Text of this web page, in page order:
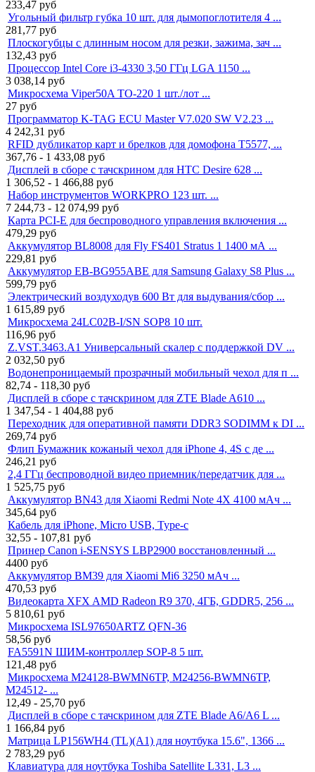
233,47 руб
Угольный фильтр губка 10 шт. для дымопоглотителя 4 ...
281,77 руб
Плоскогубцы с длинным носом для резки, зажима, зач ...
132,43 руб
Процессор Intel Core i3-4330 3,50 ГГц LGA 1150 ...
3 038,14 руб
Микросхема Viper50A TO-220 1 шт./лот ...
27 руб
Программатор K-TAG ECU Master V7.020 SW V2.23 ...
4 242,31 руб
RFID дубликатор карт и брелков для домофона T5577, ...
367,76 - 1 433,08 руб
Дисплей в сборе с тачскрином для HTC Desire 628 ...
1 306,52 - 1 466,88 руб
Набор инструментов WORKPRO 123 шт. ...
7 244,73 - 12 074,99 руб
Карта PCI-E для беспроводного управления включения ...
479,29 руб
Аккумулятор BL8008 для Fly FS401 Stratus 1 1400 мА ...
229,81 руб
Аккумулятор EB-BG955ABE для Samsung Galaxy S8 Plus ...
599,79 руб
Электрический воздуходув 600 Вт для выдувания/сбор ...
1 615,89 руб
Микросхема 24LC02B-I/SN SOP8 10 шт.
116,96 руб
Z.VST.3463.A1 Универсальный скалер с поддержкой DV ...
2 032,50 руб
Водонепроницаемый прозрачный мобильный чехол для п ...
82,74 - 118,30 руб
Дисплей в сборе с тачскрином для ZTE Blade A610 ...
1 347,54 - 1 404,88 руб
Переходник для оперативной памяти DDR3 SODIMM к DI ...
269,74 руб
Флип Бумажник кожаный чехол для iPhone 4, 4S с де ...
246,21 руб
2,4 ГГц беспроводной видео приемник/передатчик для ...
1 525,75 руб
Аккумулятор BN43 для Xiaomi Redmi Note 4X 4100 мАч ...
345,64 руб
Кабель для iPhone, Micro USB, Type-c
32,55 - 107,81 руб
Принер Canon i-SENSYS LBP2900 восстановленный ...
4400 руб
Аккумулятор BM39 для Xiaomi Mi6 3250 мАч ...
470,53 руб
Видеокарта XFX AMD Radeon R9 370, 4ГБ, GDDR5, 256 ...
5 810,61 руб
Микросхема ISL97650ARTZ QFN-36
58,56 руб
FA5591N ШИМ-контроллер SOP-8 5 шт.
121,48 руб
Микросхема M24128-BWMN6TP, M24256-BWMN6TP,
M24512- ...
12,49 - 25,70 руб
Дисплей в сборе с тачскрином для ZTE Blade A6/A6 L ...
1 166,84 руб
Матрица LP156WH4 (TL)(A1) для ноутбука 15.6", 1366 ...
2 783,29 руб
Клавиатура для ноутбука Toshiba Satellite L331, L3 ...